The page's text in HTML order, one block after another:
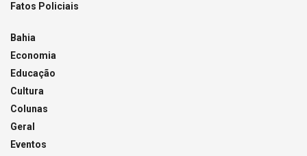
Fatos Policiais
Bahia
Economia
Educação
Cultura
Colunas
Geral
Eventos